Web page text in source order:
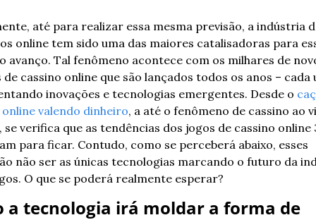
até para realizar essa mesma previsão, a indústria
online tem sido uma das maiores catalisadoras para
avanço. Tal fenômeno acontece com os milhares de
cassino online que são lançados todos os anos – cada
inovações e tecnologias emergentes. Desde o
valendo dinheiro, a até o fenômeno de cassino ao
se verifica que as tendências dos jogos de cassino online
para ficar. Contudo, como se perceberá abaixo, esses
não ser as únicas tecnologias marcando o futuro da
O que se poderá realmente esperar?
a tecnologia irá moldar a forma de